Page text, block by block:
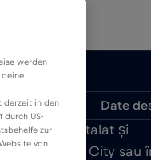
Date
ușor de instalat și
în Mexico City sau
werden
deine
derzeit in den
durch US-
zur
von